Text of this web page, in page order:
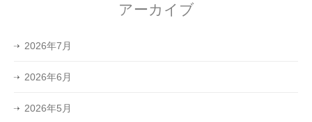
アーカイブ
2026年7月
2026年6月
2026年5月